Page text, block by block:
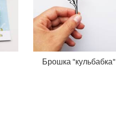
Брошка "кульбабка"